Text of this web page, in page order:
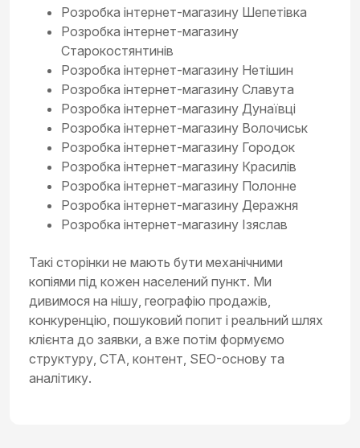
Розробка інтернет-магазину Шепетівка
Розробка інтернет-магазину
Старокостянтинів
Розробка інтернет-магазину Нетішин
Розробка інтернет-магазину Славута
Розробка інтернет-магазину Дунаївці
Розробка інтернет-магазину Волочиськ
Розробка інтернет-магазину Городок
Розробка інтернет-магазину Красилів
Розробка інтернет-магазину Полонне
Розробка інтернет-магазину Деражня
Розробка інтернет-магазину Ізяслав
Такі сторінки не мають бути механічними
копіями під кожен населений пункт. Ми
дивимося на нішу, географію продажів,
конкуренцію, пошуковий попит і реальний шлях
клієнта до заявки, а вже потім формуємо
структуру, CTA, контент, SEO-основу та
аналітику.